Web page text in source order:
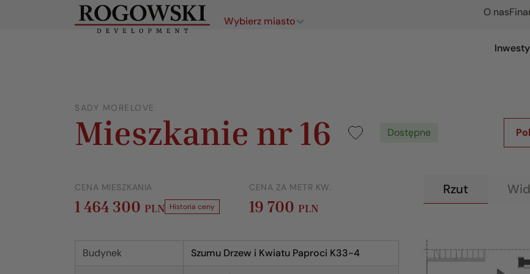
O nas
Wybierz miasto
SADY MORELOVE
Mieszkanie nr 16 Dostępne
CENA MIESZKANIA
1 464 300 PLN Historia ceny
CENA ZA METR KW.
19 700 PLN
Budynek
Szumu Drzew i Kwiatu Paproci K33-4
Rzut